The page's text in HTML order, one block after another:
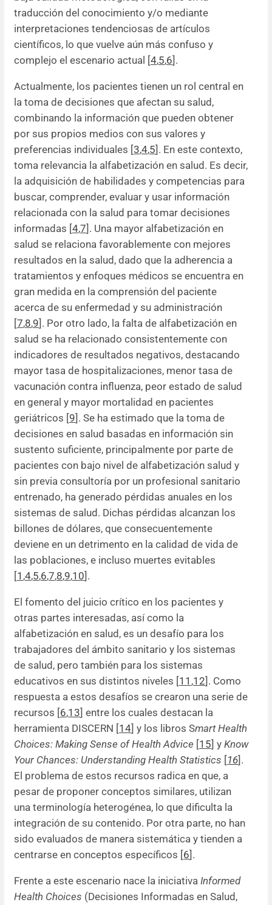
traducción del conocimiento y/o mediante
interpretaciones tendenciosas de artículos
científicos, lo que vuelve aún más confuso y
complejo el escenario actual [4,5,6].
Actualmente, los pacientes tienen un rol central en
la toma de decisiones que afectan su salud,
combinando la información que pueden obtener
por sus propios medios con sus valores y
preferencias individuales [3,4,5]. En este contexto,
toma relevancia la alfabetización en salud. Es decir,
la adquisición de habilidades y competencias para
buscar, comprender, evaluar y usar información
relacionada con la salud para tomar decisiones
informadas [4,7]. Una mayor alfabetización en
salud se relaciona favorablemente con mejores
resultados en la salud, dado que la adherencia a
tratamientos y enfoques médicos se encuentra en
gran medida en la comprensión del paciente
acerca de su enfermedad y su administración
[7,8,9]. Por otro lado, la falta de alfabetización en
salud se ha relacionado consistentemente con
indicadores de resultados negativos, destacando
mayor tasa de hospitalizaciones, menor tasa de
vacunación contra influenza, peor estado de salud
en general y mayor mortalidad en pacientes
geriátricos [9]. Se ha estimado que la toma de
decisiones en salud basadas en información sin
sustento suficiente, principalmente por parte de
pacientes con bajo nivel de alfabetización salud y
sin previa consultoría por un profesional sanitario
entrenado, ha generado pérdidas anuales en los
sistemas de salud. Dichas pérdidas alcanzan los
billones de dólares, que consecuentemente
deviene en un detrimento en la calidad de vida de
las poblaciones, e incluso muertes evitables
[1 ,4,5,6,7,8,9,10].
El fomento del juicio crítico en los pacientes y
otras partes interesadas, así como la
alfabetización en salud, es un desafío para los
trabajadores del ámbito sanitario y los sistemas
de salud, pero también para los sistemas
educativos en sus distintos niveles [11 ,12]. Como
respuesta a estos desafíos se crearon una serie de
recursos [6,13] entre los cuales destacan la
herramienta DISCERN [14] y los libros Smart Health
Choices: Making Sense of Health Advice [15] y Know
Your Chances: Understanding Health Statistics [16].
El problema de estos recursos radica en que, a
pesar de proponer conceptos similares, utilizan
una terminología heterogénea, lo que dificulta la
integración de su contenido. Por otra parte, no han
sido evaluados de manera sistemática y tienden a
centrarse en conceptos específicos [6].
Frente a este escenario nace la iniciativa Informed
Health Choices (Decisiones Informadas en Salud,